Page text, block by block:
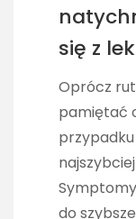
się z
Oprócz
pamiętać
do